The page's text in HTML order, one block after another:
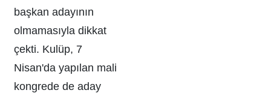
başkan adayının
olmamasıyla dikkat
çekti. Kulüp, 7
Nisan'da yapılan mali
kongrede de aday